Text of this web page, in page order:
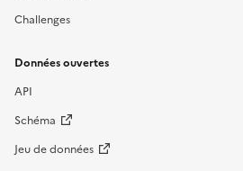
Challenges
Données ouvertes
API
Schéma
Jeu de données